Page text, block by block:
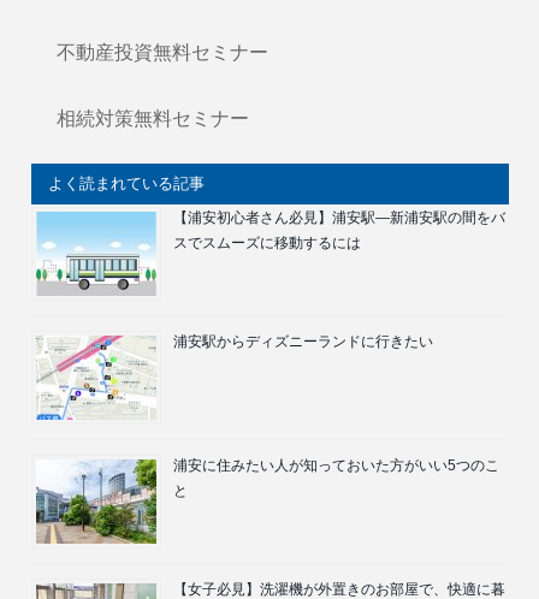
不動産投資無料セミナー
相続対策無料セミナー
よく読まれている記事
【浦安初心者さん必見】浦安駅―新浦安駅の間をバ
スでスムーズに移動するには
浦安駅からディズニーランドに行きたい
浦安に住みたい人が知っておいた方がいい5つのこ
と
【女子必見】洗濯機が外置きのお部屋で、快適に暮